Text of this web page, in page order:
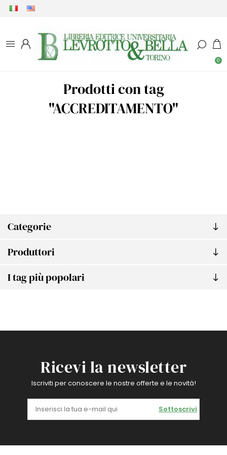
0
Categorie
Produttori
I tag più popolari
Prodotti con tag
"ACCREDITAMENTO"
Ricevi la newsletter
Iscriviti per conoscere le nostre offerte e le novità!
Sottoscrivi